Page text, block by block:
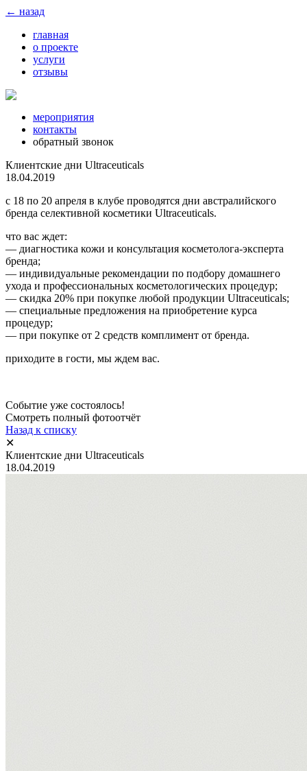
← назад
главная
о проекте
услуги
отзывы
мероприятия
контакты
обратный звонок
Клиентские дни Ultraceuticals
18.04.2019
с 18 по 20 апреля в клубе проводятся дни австралийского
бренда селективной косметики Ultraceuticals.
что вас ждет:
— диагностика кожи и консультация косметолога-эксперта
бренда;
— индивидуальные рекомендации по подбору домашнего
ухода и профессиональных косметологических процедур;
— скидка 20% при покупке любой продукции Ultraceuticals;
— специальные предложения на приобретение курса
процедур;
— при покупке от 2 средств комплимент от бренда.
приходите в гости, мы ждем вас.
Событие уже состоялось!
Смотреть полный фотоотчёт
Назад к списку
✕
Клиентские дни Ultraceuticals
18.04.2019